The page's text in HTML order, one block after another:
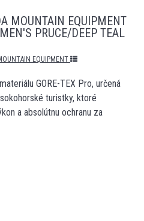
MOUNTAIN EQUIPMENT
PRUCE/DEEP TEAL
EQUIPMENT
GORE-TEX Pro, určená
turistky, ktoré
a absolútnu ochranu za